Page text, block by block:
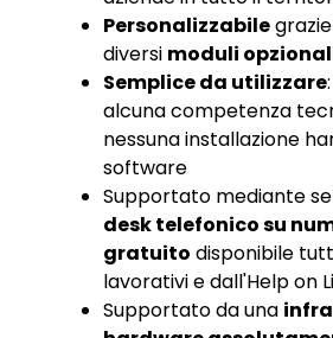
Personalizzabile
diversi moduli
Semplice da utilizzare
alcuna competenza
nessuna installazione
software
Supportato mediante
desk telefonico su
gratuito disponibile
lavorativi e dall'Help on
Supportato da una